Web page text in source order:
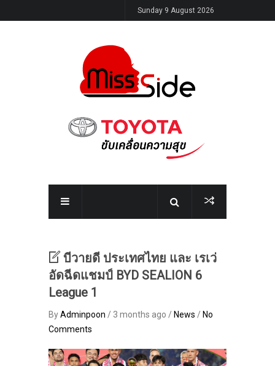
Sunday 9 August 2026
บีวายดี ประเทศไทย และ เรเว่
อัดฉีดแชมป์ BYD SEALION 6
League 1
ByAdminpoon / 3 months ago / News / No
Comments